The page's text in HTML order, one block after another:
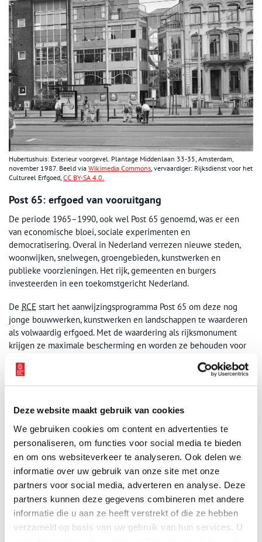
Deze website maakt gebruik van cookies
We gebruiken cookies om content en advertenties te
personaliseren, om functies voor social media te bieden
en om ons websiteverkeer te analyseren. Ook delen we
informatie over uw gebruik van onze site met onze
partners voor social media, adverteren en analyse. Deze
partners kunnen deze gegevens combineren met andere
informatie die u aan ze heeft verstrekt of die ze hebben
verzameld op basis van uw gebruik van hun services. U
Hubertushuis: Exterieur voorgevel. Plantage Middenlaan 33-35, Amsterdam,
november 1987. Beeld via Wikimedia Commons, vervaardiger: Rijksdienst voor het
Cultureel Erfgoed, CC BY-SA 4.0.
Post 65: erfgoed van vooruitgang
De periode 1965–1990, ook wel Post 65 genoemd, was er een
van economische bloei, sociale experimenten en
democratisering. Overal in Nederland verrezen nieuwe steden,
woonwijken, snelwegen, groengebieden, kunstwerken en
publieke voorzieningen. Het rijk, gemeenten en burgers
investeerden in een toekomstgericht Nederland.
De RCE start het aanwijzingsprogramma Post 65 om deze nog
jonge bouwwerken, kunstwerken en landschappen te waarderen
als volwaardig erfgoed. Met de waardering als rijksmonument
krijgen ze maximale bescherming en worden ze behouden voor
een eerste selectie. In 2026 zullen er meer volgen.
burgeractivisme en inclusie tot een veranderende religieuze
moskee in Nederland met koepel en minaret en de Emmauskerk
in Nieuwegein een toonbeeld van de democratisering van de
kerken. Blauwe Golven in Arnhem symboliseert de integratie van
kunst in de openbare ruimte en de Ecokathedraal het ontstaan
van milieubewustzijn. Ook bevat de selectie beeldbepalende
werken van architecten als Jaap Bakema (stadhuis Terneuzen) en
Herman Herzberger (Centraal Beheer), Aldo van Eyck
(Hubertushuis) en een experimentele woonwijk op palen: de